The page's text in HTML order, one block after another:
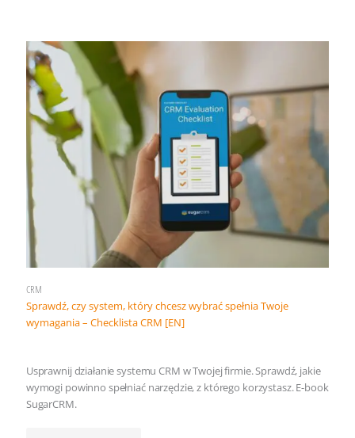
CRM
Sprawdź, czy system, który chcesz wybrać spełnia Twoje
wymagania – Checklista CRM [EN]
Usprawnij działanie systemu CRM w Twojej firmie. Sprawdź, jakie
wymogi powinno spełniać narzędzie, z którego korzystasz. E-book
SugarCRM.